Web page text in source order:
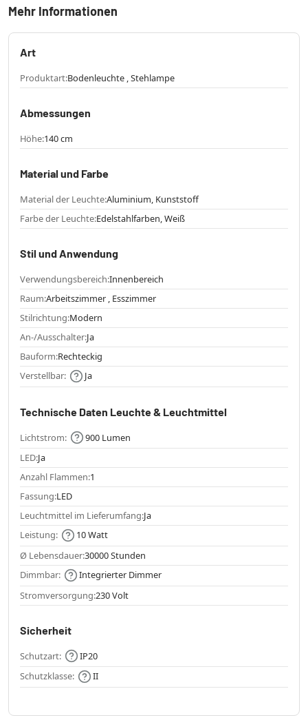
Mehr Informationen
Art
Produktart:Bodenleuchte , Stehlampe
Abmessungen
Höhe:140 cm
Material und Farbe
Material der Leuchte:Aluminium, Kunststoff
Farbe der Leuchte:Edelstahlfarben, Weiß
Stil und Anwendung
Verwendungsbereich:Innenbereich
Raum:Arbeitszimmer , Esszimmer
Stilrichtung:Modern
An-/Ausschalter:Ja
Bauform:Rechteckig
Verstellbar:
Ja
Technische Daten Leuchte & Leuchtmittel
Lichtstrom:
900 Lumen
LED:Ja
Anzahl Flammen:1
Fassung:LED
Leuchtmittel im Lieferumfang:Ja
Leistung:
10 Watt
Ø Lebensdauer:30000 Stunden
Dimmbar:
Integrierter Dimmer
Stromversorgung:230 Volt
Sicherheit
Schutzart:
IP20
Schutzklasse:
II